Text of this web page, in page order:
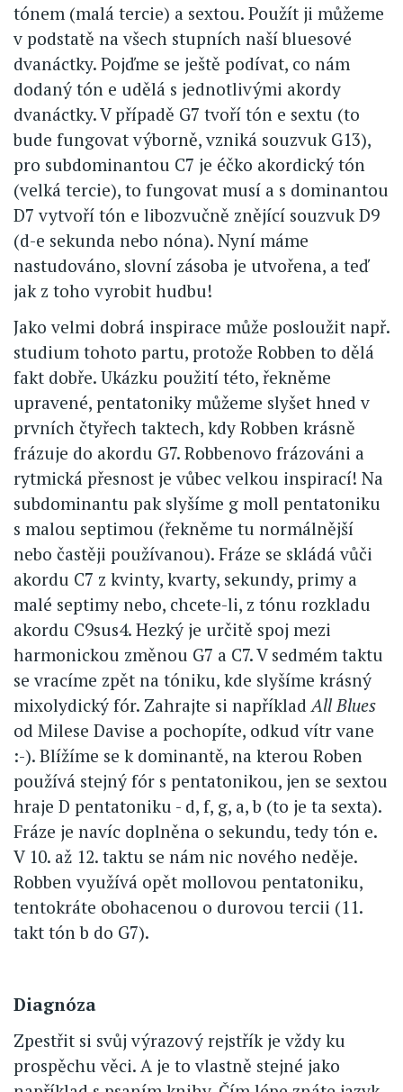
tónem (malá tercie) a sextou. Použít ji můžeme
v podstatě na všech stupních naší bluesové
dvanáctky. Pojďme se ještě podívat, co nám
dodaný tón e udělá s jednotlivými akordy
dvanáctky. V případě G7 tvoří tón e sextu (to
bude fungovat výborně, vzniká souzvuk G13),
pro subdominantou C7 je éčko akordický tón
(velká tercie), to fungovat musí a s dominantou
D7 vytvoří tón e libozvučně znějící souzvuk D9
(d-e sekunda nebo nóna). Nyní máme
nastudováno, slovní zásoba je utvořena, a teď
jak z toho vyrobit hudbu!
Jako velmi dobrá inspirace může posloužit např.
studium tohoto partu, protože Robben to dělá
fakt dobře. Ukázku použití této, řekněme
upravené, pentatoniky můžeme slyšet hned v
prvních čtyřech taktech, kdy Robben krásně
frázuje do akordu G7. Robbenovo frázováni a
rytmická přesnost je vůbec velkou inspirací! Na
subdominantu pak slyšíme g moll pentatoniku
s malou septimou (řekněme tu normálnější
nebo častěji používanou). Fráze se skládá vůči
akordu C7 z kvinty, kvarty, sekundy, primy a
malé septimy nebo, chcete-li, z tónu rozkladu
akordu C9sus4. Hezký je určitě spoj mezi
harmonickou změnou G7 a C7. V sedmém taktu
se vracíme zpět na tóniku, kde slyšíme krásný
mixolydický fór. Zahrajte si například All Blues
od Milese Davise a pochopíte, odkud vítr vane
:-). Blížíme se k dominantě, na kterou Roben
používá stejný fór s pentatonikou, jen se sextou
hraje D pentatoniku - d, f, g, a, b (to je ta sexta).
Fráze je navíc doplněna o sekundu, tedy tón e.
V 10. až 12. taktu se nám nic nového neděje.
Robben využívá opět mollovou pentatoniku,
tentokráte obohacenou o durovou tercii (11.
takt tón b do G7).
Diagnóza
Zpestřit si svůj výrazový rejstřík je vždy ku
prospěchu věci. A je to vlastně stejné jako